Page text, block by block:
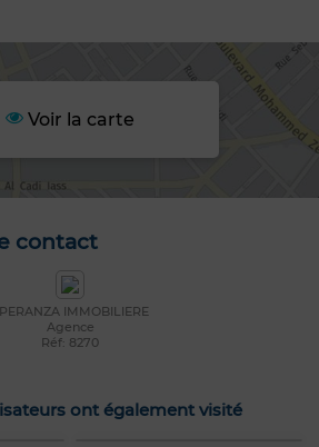
Voir la carte
contact
IMMOBILIERE
Agence
Réf: 8270
ont également visité